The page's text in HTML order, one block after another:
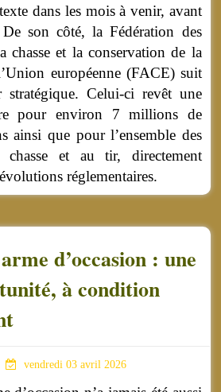
dans les mois à venir, avant
son côté, la Fédération des
chasse et la conservation de la
européenne (FACE) suit
stratégique. Celui-ci revêt une
pour environ 7 millions de
ainsi que pour l’ensemble des
et au tir, directement
réglementaires.
d’occasion : une
à condition
vendredi 03 avril 2026